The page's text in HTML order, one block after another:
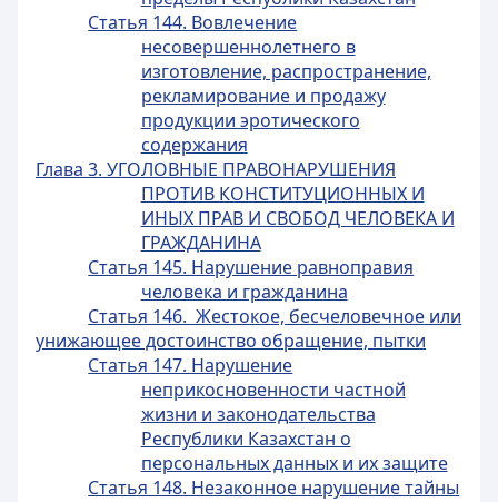
Статья 144. Вовлечение
несовершеннолетнего в
изготовление, распространение,
рекламирование и продажу
продукции эротического
содержания
Глава 3. УГОЛОВНЫЕ ПРАВОНАРУШЕНИЯ
ПРОТИВ КОНСТИТУЦИОННЫХ И
ИНЫХ ПРАВ И СВОБОД ЧЕЛОВЕКА И
ГРАЖДАНИНА
Статья 145. Нарушение равноправия
человека и гражданина
Статья 146. Жестокое, бесчеловечное или
унижающее достоинство обращение, пытки
Статья 147. Нарушение
неприкосновенности частной
жизни и законодательства
Республики Казахстан о
персональных данных и их защите
Статья 148. Незаконное нарушение тайны